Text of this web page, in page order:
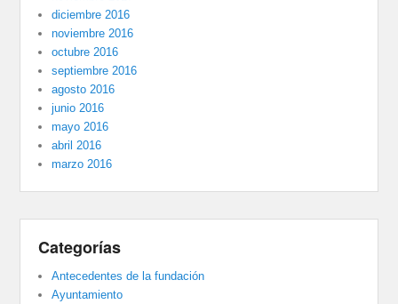
diciembre 2016
noviembre 2016
octubre 2016
septiembre 2016
agosto 2016
junio 2016
mayo 2016
abril 2016
marzo 2016
Categorías
Antecedentes de la fundación
Ayuntamiento